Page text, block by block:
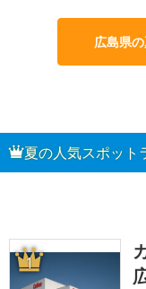
広島県
夏の人気スポット
1